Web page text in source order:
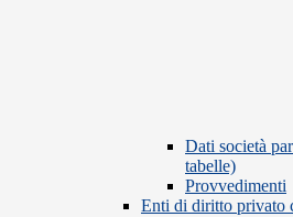
Dati società
tabelle)
Provvedimenti
Enti di diritto privato